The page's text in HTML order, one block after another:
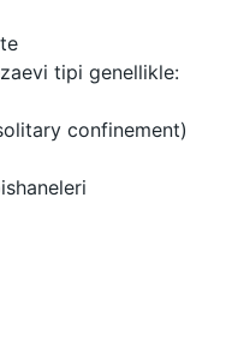
tipi genellikle:
confinement)